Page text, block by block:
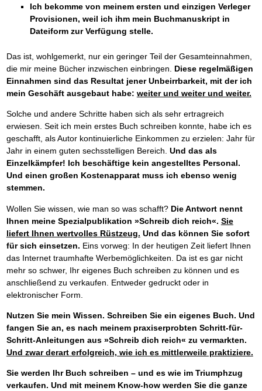
Ich bekomme von meinem ersten und einzigen Verleger
Provisionen, weil ich ihm mein Buchmanuskript in
Dateiform zur Verfügung stelle.
Das ist, wohlgemerkt, nur ein geringer Teil der Gesamteinnahmen,
die mir meine Bücher inzwischen einbringen. Diese regelmäßigen
Einnahmen sind das Resultat jener Unbeirrbarkeit, mit der ich
mein Geschäft ausgebaut habe: weiter und weiter und weiter.
Solche und andere Schritte haben sich als sehr ertragreich
erwiesen. Seit ich mein erstes Buch schreiben konnte, habe ich es
geschafft, als Autor kontinuierliche Einkommen zu erzielen: Jahr für
Jahr in einem guten sechsstelligen Bereich. Und das als
Einzelkämpfer! Ich beschäftige kein angestelltes Personal.
Und einen großen Kostenapparat muss ich ebenso wenig
stemmen.
Wollen Sie wissen, wie man so was schafft? Die Antwort nennt
Ihnen meine Spezialpublikation »Schreib dich reich«. Sie
liefert Ihnen wertvolles Rüstzeug. Und das können Sie sofort
für sich einsetzen. Eins vorweg: In der heutigen Zeit liefert Ihnen
das Internet traumhafte Werbemöglichkeiten. Da ist es gar nicht
mehr so schwer, Ihr eigenes Buch schreiben zu können und es
anschließend zu verkaufen. Entweder gedruckt oder in
elektronischer Form.
Nutzen Sie mein Wissen. Schreiben Sie ein eigenes Buch. Und
fangen Sie an, es nach meinem praxiserprobten Schritt-für-
Schritt-Anleitungen aus »Schreib dich reich« zu vermarkten.
Und zwar derart erfolgreich, wie ich es mittlerweile praktiziere.
Sie werden Ihr Buch schreiben – und es wie im Triumphzug
verkaufen. Und mit meinem Know-how werden Sie die ganze